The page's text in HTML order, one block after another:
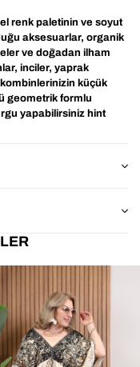
renk paletinin ve soyut
aksesuarlar, organik
ve doğadan ilham
inciler, yaprak
kombinlerinizin küçük
geometrik formlu
yapabilirsiniz hint